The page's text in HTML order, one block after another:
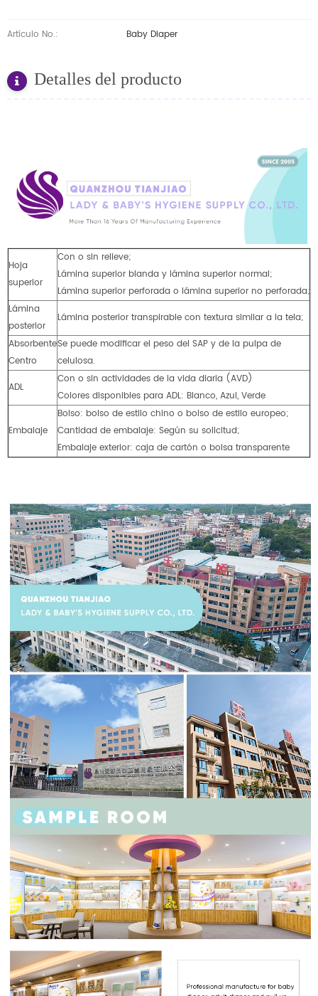
Artículo No.: Baby Diaper
Detalles del producto
Hoja
superior
Con o sin relieve;
Lámina superior blanda y lámina superior normal;
Lámina superior perforada o lámina superior no perforada;
Lámina
posterior
Lámina posterior transpirable con textura similar a la tela;
Absorbente
Centro
Se puede modificar el peso del SAP y de la pulpa de
celulosa.
ADL
Con o sin actividades de la vida diaria (AVD)
Colores disponibles para ADL: Blanco, Azul, Verde
Embalaje
Bolso: bolso de estilo chino o bolso de estilo europeo;
Cantidad de embalaje: Según su solicitud;
Embalaje exterior: caja de cartón o bolsa transparente